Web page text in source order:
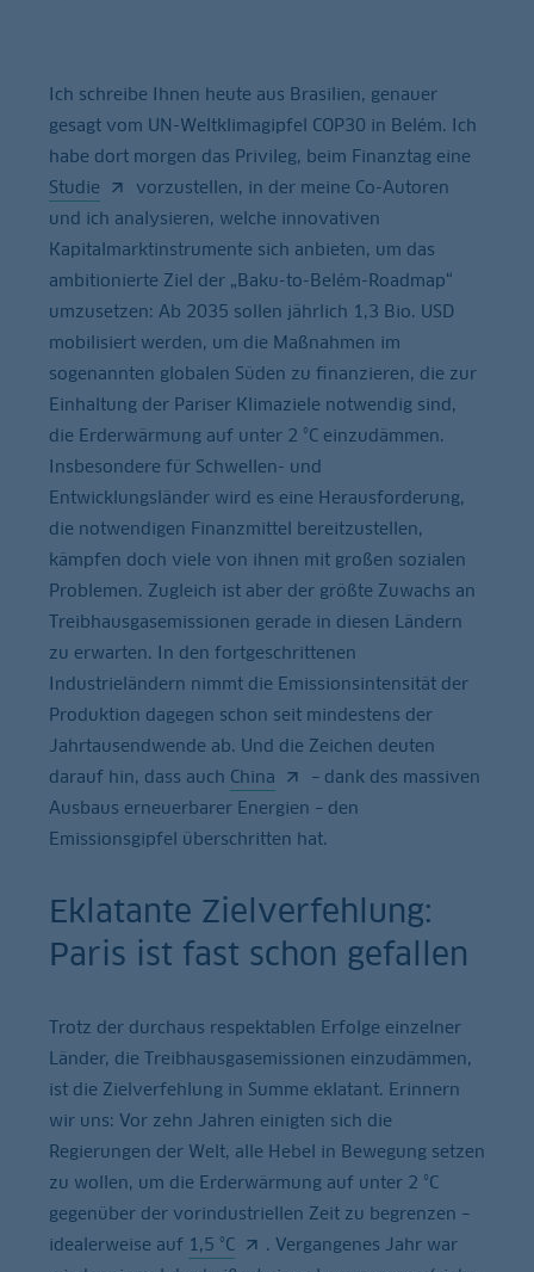
Ich schreibe Ihnen heute aus Brasilien, genauer
gesagt vom UN-Weltklimagipfel COP30 in Belém. Ich
habe dort morgen das Privileg, beim Finanztag eine
Studie
vorzustellen, in der meine Co-Autoren
und ich analysieren, welche innovativen
Kapitalmarktinstrumente sich anbieten, um das
ambitionierte Ziel der „Baku-to-Belém-Roadmap“
umzusetzen: Ab 2035 sollen jährlich 1,3 Bio. USD
mobilisiert werden, um die Maßnahmen im
sogenannten globalen Süden zu finanzieren, die zur
Einhaltung der Pariser Klimaziele notwendig sind,
die Erderwärmung auf unter 2 °C einzudämmen.
Insbesondere für Schwellen- und
Entwicklungsländer wird es eine Herausforderung,
die notwendigen Finanzmittel bereitzustellen,
kämpfen doch viele von ihnen mit großen sozialen
Problemen. Zugleich ist aber der größte Zuwachs an
Treibhausgasemissionen gerade in diesen Ländern
zu erwarten. In den fortgeschrittenen
Industrieländern nimmt die Emissionsintensität der
Produktion dagegen schon seit mindestens der
Jahrtausendwende ab. Und die Zeichen deuten
darauf hin, dass auch China
– dank des massiven
Ausbaus erneuerbarer Energien – den
Emissionsgipfel überschritten hat.
Eklatante Zielverfehlung:
Paris ist fast schon gefallen
Trotz der durchaus respektablen Erfolge einzelner
Länder, die Treibhausgasemissionen einzudämmen,
ist die Zielverfehlung in Summe eklatant. Erinnern
wir uns: Vor zehn Jahren einigten sich die
Regierungen der Welt, alle Hebel in Bewegung setzen
zu wollen, um die Erderwärmung auf unter 2 °C
gegenüber der vorindustriellen Zeit zu begrenzen –
idealerweise auf 1,5 °C
. Vergangenes Jahr war